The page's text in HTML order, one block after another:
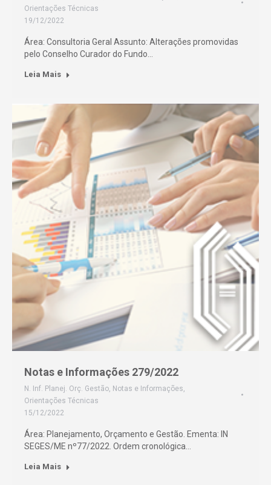
Orientações Técnicas
19/12/2022
Área: Consultoria Geral Assunto: Alterações promovidas
pelo Conselho Curador do Fundo…
Leia Mais
Notas e Informações 279/2022
N. Inf. Planej. Orç. Gestão, Notas e Informações,
Orientações Técnicas
15/12/2022
Área: Planejamento, Orçamento e Gestão. Ementa: IN
SEGES/ME nº77/2022. Ordem cronológica…
Leia Mais